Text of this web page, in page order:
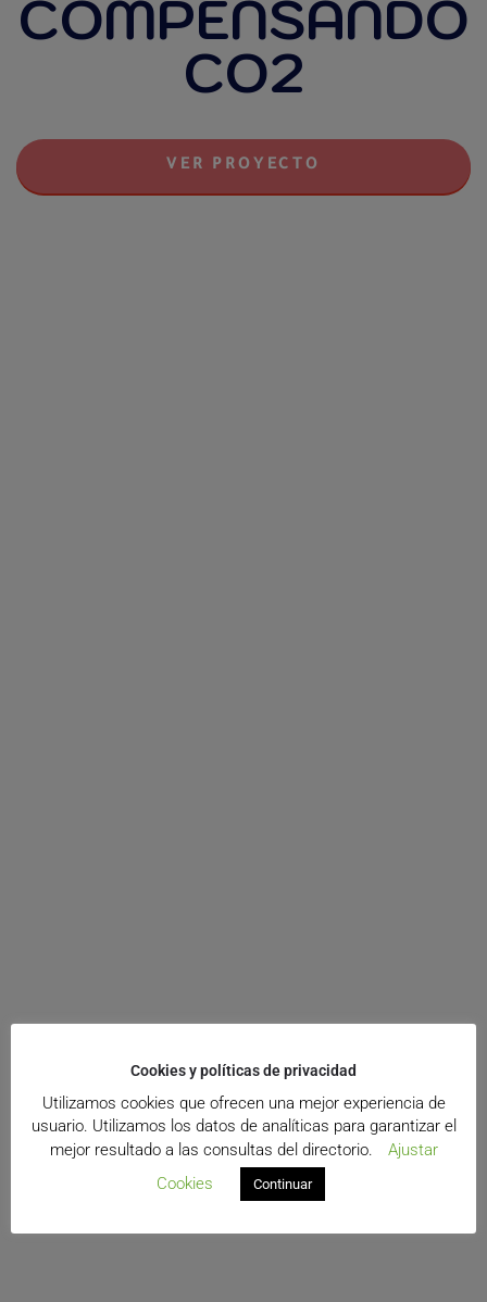
COMPENSANDO
CO2
VER PROYECTO
Cookies y políticas de privacidad
Utilizamos cookies que ofrecen una mejor experiencia de
usuario. Utilizamos los datos de analíticas para garantizar el
mejor resultado a las consultas del directorio.
Ajustar
Cookies
Continuar